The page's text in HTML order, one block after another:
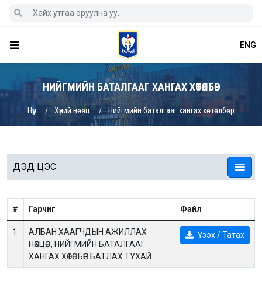
ENG
НИЙГМИЙН БАТАЛГААГ ХАНГАХ ХӨТӨЛБӨР
Нүүр Хүний нөөц Нийгмийн баталгааг хангах хөтөлбөр
ДЭД ЦЭС
# Гарчиг Файл
1.
АЛБАН ХААГЧДЫН АЖИЛЛАХ
НӨХЦӨЛ, НИЙГМИЙН БАТАЛГААГ
ХАНГАХ ХӨТӨЛБӨР БАТЛАХ ТУХАЙ
Үзэх / Татах